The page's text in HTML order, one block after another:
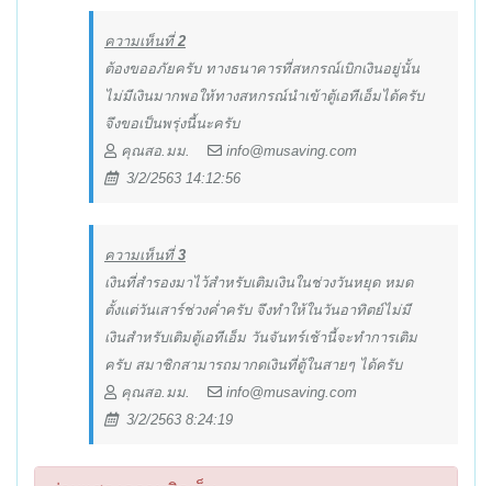
ความเห็นที่2
ต้องขออภัยครับ ทางธนาคารที่สหกรณ์เบิกเงินอยู่นั้น
ไม่มีเงินมากพอให้ทางสหกรณ์นำเข้าตู้เอทีเอ็มได้ครับ
จึงขอเป็นพรุ่งนี้นะครับ
คุณสอ.มม.
info@musaving.com
3/2/2563 14:12:56
ความเห็นที่3
เงินที่สำรองมาไว้สำหรับเติมเงินในช่วงวันหยุด หมด
ตั้งแต่วันเสาร์ช่วงค่ำครับ จึงทำให้ในวันอาทิตย์ไม่มี
เงินสำหรับเติมตู้เอทีเอ็ม วันจันทร์เช้านี้จะทำการเติม
ครับ สมาชิกสามารถมากดเงินที่ตู้ในสายๆ ได้ครับ
คุณสอ.มม.
info@musaving.com
3/2/2563 8:24:19